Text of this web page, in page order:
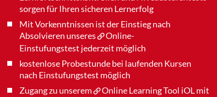
sorgen für Ihren sicheren Lernerfolg
Mit Vorkenntnissen ist der Einstieg nach
Absolvieren unseres
Online-
Einstufungstest jederzeit möglich
kostenlose Probestunde bei laufenden Kursen
nach Einstufungstest möglich
Zugang zu unserem
Online Learning Tool iOLmit